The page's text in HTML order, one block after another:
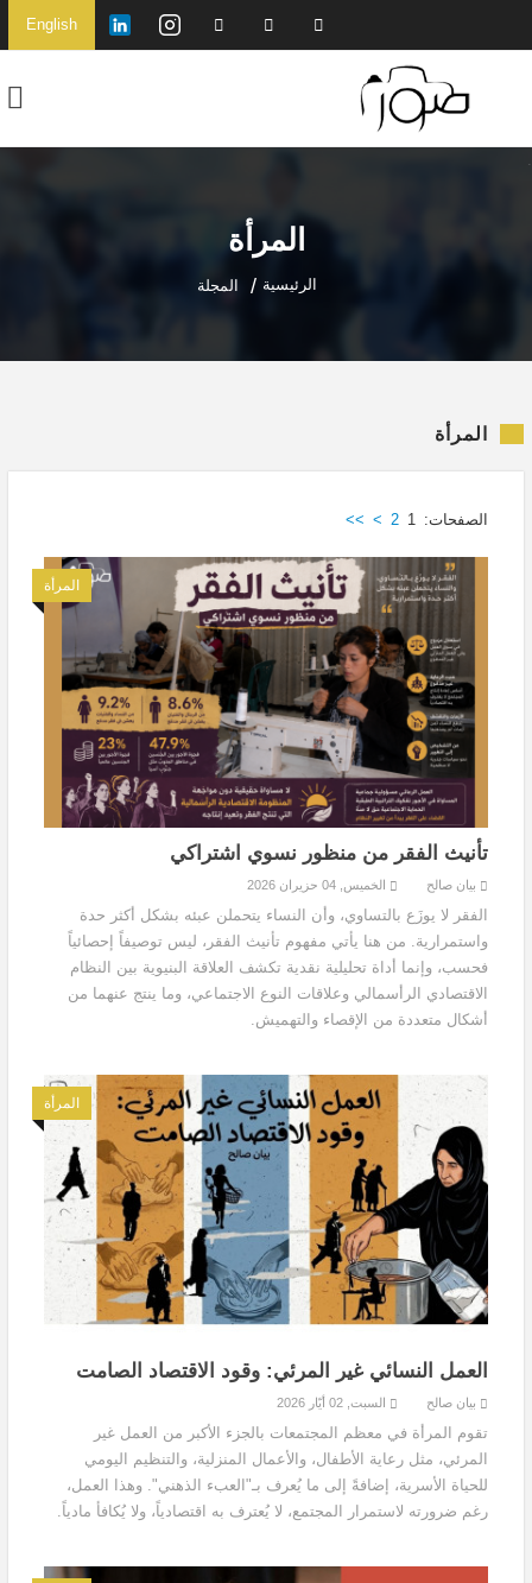
English
المرأة
الرئيسية المجلة
المرأة
الصفحات: 1
2
>
>>
المرأة
تأنيث الفقر من منظور نسوي اشتراكي
بيان صالح الخميس, 04 حزيران 2026
الفقر لا يوزَع بالتساوي، وأن النساء يتحملن عبئه بشكل أكثر حدة
واستمرارية. من هنا يأتي مفهوم تأنيث الفقر، ليس توصيفاً إحصائياً
فحسب، وإنما أداة تحليلية نقدية تكشف العلاقة البنيوية بين النظام
الاقتصادي الرأسمالي وعلاقات النوع الاجتماعي، وما ينتج عنهما من
أشكال متعددة من الإقصاء والتهميش.
المرأة
العمل النسائي غير المرئي: وقود الاقتصاد الصامت
بيان صالح السبت, 02 أيّار 2026
تقوم المرأة في معظم المجتمعات بالجزء الأكبر من العمل غير
المرئي، مثل رعاية الأطفال، والأعمال المنزلية، والتنظيم اليومي
للحياة الأسرية، إضافةً إلى ما يُعرف بـ"العبء الذهني". وهذا العمل،
رغم ضرورته لاستمرار المجتمع، لا يُعترف به اقتصادياً، ولا يُكافأ مادياً.